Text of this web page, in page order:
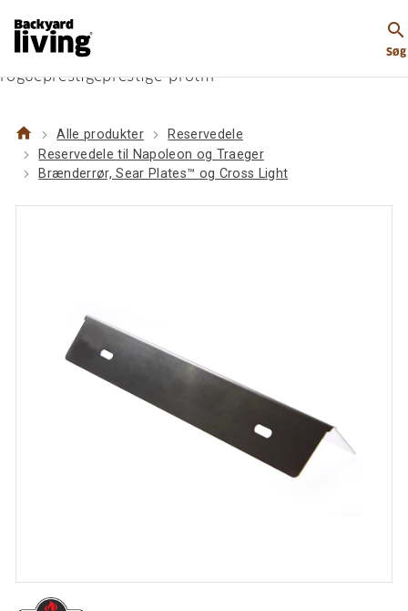
search
Søg
til-napoleon-og-traeger/braenderroer-sear-platestm-
og-cross-light/napoleon-sear-platetm-til-
rogueprestigeprestige-protm
home Alle produkter
Reservedele
Reservedele til Napoleon og Traeger
Brænderrør, Sear Plates™ og Cross Light